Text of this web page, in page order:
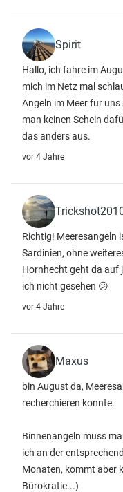
Spirit
Hallo, ich fahre im
mich im Netz mal
Angeln im Meer für
man keinen Schein
das anders aus.
vor 4 Jahre
Richtig! Meeresangeln
Sardinien, ohne
Hornhecht geht da auf
ich nicht gesehen 😕
vor 4 Jahre
Maxus
bin August da,
recherchieren konnte.
Binnenangeln muss
ich an der
Monaten, kommt aber
Bürokratie...)